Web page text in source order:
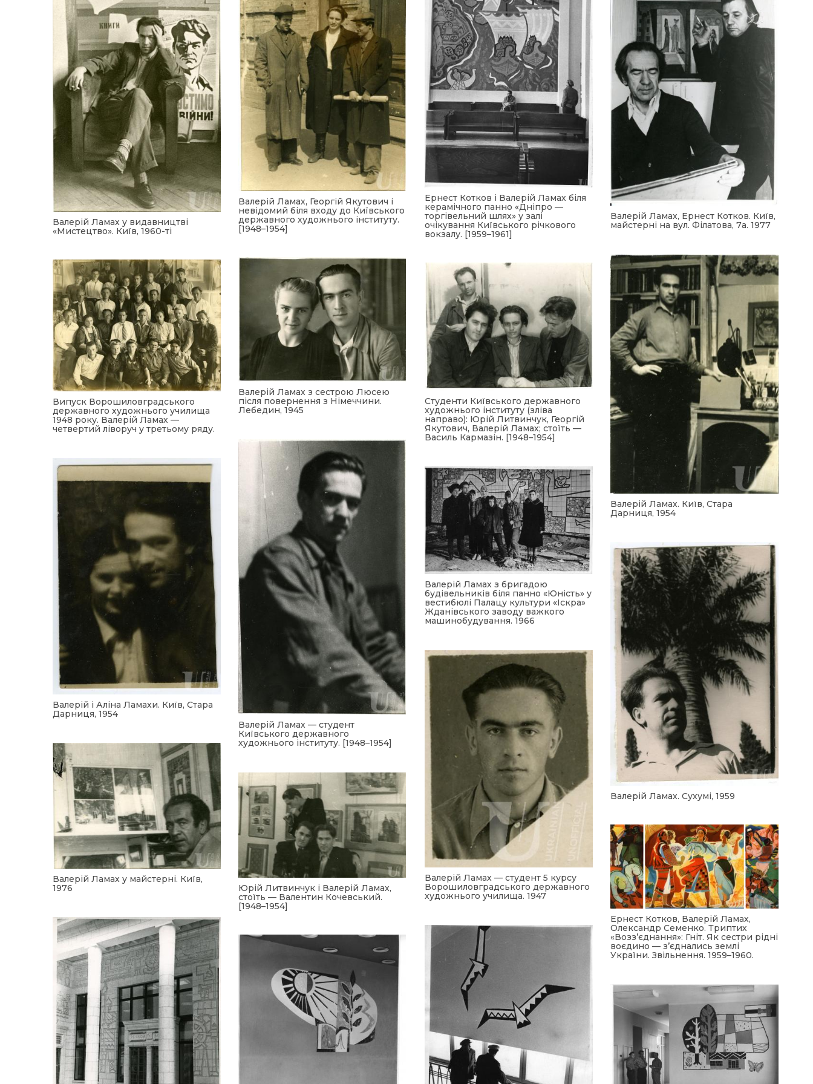
Валерій Ламах у видавництві
«Мистецтво». Київ, 1960-ті
Валерій Ламах, Георгій Якутович і
невідомий біля входу до Київського
державного художнього інституту.
[1948–1954]
Ернест Котков і Валерій Ламах біля
керамічного панно «Дніпро —
торгівельний шлях» у залі
очікування Київського річкового
вокзалу. [1959–1961]
Валерій Ламах, Ернест Котков. Київ,
майстерні на вул. Філатова, 7а. 1977
Валерій Ламах. Київ, Стара
Дарниця, 1954
Валерій Ламах з сестрою Люсею
після повернення з Німеччини.
Лебедин, 1945
Випуск Ворошиловградського
державного художнього училища
1948 року. Валерій Ламах —
четвертий ліворуч у третьому ряду.
Студенти Київського державного
художнього інституту (зліва
направо): Юрій Литвинчук, Георгій
Якутович, Валерій Ламах; стоїть —
Василь Кармазін. [1948–1954]
Валерій Ламах — студент
Київського державного
художнього інституту. [1948–1954]
Валерій і Аліна Ламахи. Київ, Стара
Дарниця, 1954
Валерій Ламах з бригадою
будівельників біля панно «Юність» у
вестибюлі Палацу культури «Іскра»
Жданівського заводу важкого
машинобудування. 1966
Валерій Ламах. Сухумі, 1959
Валерій Ламах — студент 5 курсу
Ворошиловградського державного
художнього училища. 1947
Валерій Ламах у майстерні. Київ,
1976
Юрій Литвинчук і Валерій Ламах,
стоїть — Валентин Кочевський.
[1948–1954]
Ернест Котков, Валерій Ламах,
Олександр Семенко. Триптих
«Возз’єднання»: Гніт. Як сестри рідні
воєдино — з’єднались землі
України. Звільнення. 1959–1960.